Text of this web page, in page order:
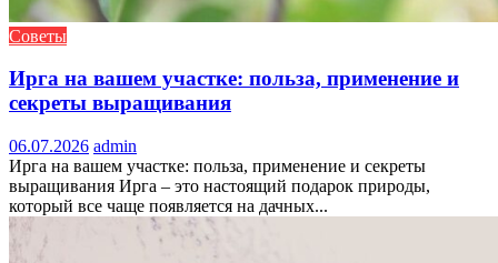
Советы
Ирга на вашем участке: польза, применение и
секреты выращивания
06.07.2026 admin
Ирга на вашем участке: польза, применение и секреты
выращивания Ирга – это настоящий подарок природы,
который все чаще появляется на дачных...